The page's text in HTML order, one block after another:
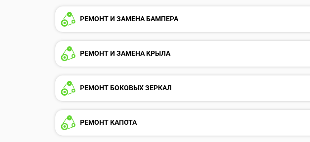
РЕМОНТ И ЗАМЕНА БАМПЕРА
РЕМОНТ И ЗАМЕНА КРЫЛА
РЕМОНТ БОКОВЫХ ЗЕРКАЛ
РЕМОНТ КАПОТА